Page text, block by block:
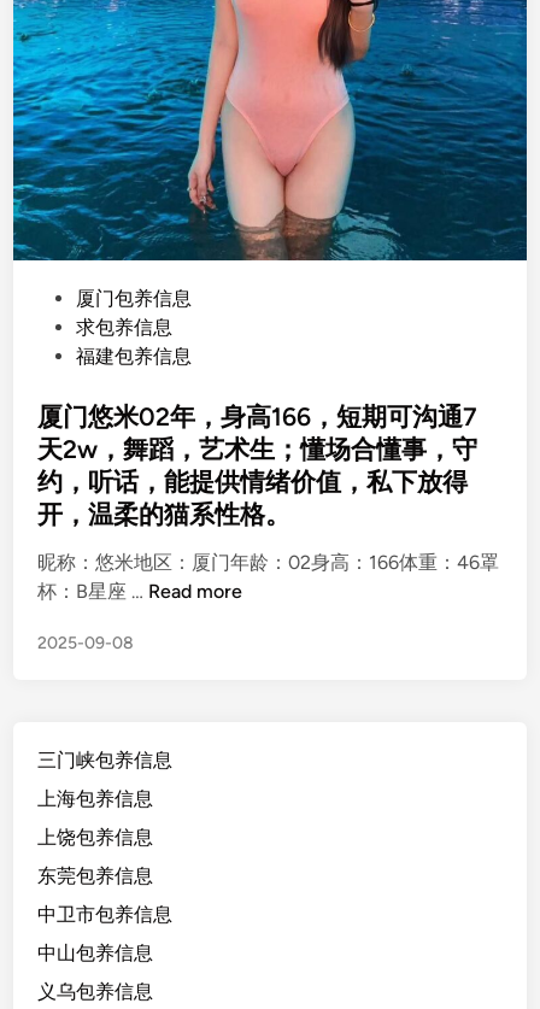
e
d
i
n
厦门包养信息
求包养信息
福建包养信息
厦门悠米02年，身高166，短期可沟通7
天2w，舞蹈，艺术生；懂场合懂事，守
约，听话，能提供情绪价值，私下放得
开，温柔的猫系性格。
昵称：悠米地区：厦门年龄：02身高：166体重：46罩
杯：B星座 … 厦
年
，
高
1
6
，
短
Read more
2025-09-08
三门峡包养信息
上海包养信息
上饶包养信息
东莞包养信息
中卫市包养信息
中山包养信息
义乌包养信息